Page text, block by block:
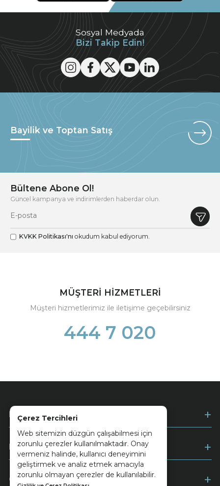
Çerez Tercihleri
Web sitemizin düzgün çalışabilmesi için
zorunlu çerezler kullanılmaktadır. Onay
vermeniz halinde, kullanıcı deneyimini
geliştirmek ve analiz etmek amacıyla
zorunlu olmayan çerezler de kullanılabilir.
Sosyal Medyada
Bizi Takip Edin!
Bayilik ve Toptan Satış
Bültene Abone Ol!
Güncel kampanya ve indirimlerden haberdar olun.
KVKK Politikası'nı okudum kabul ediyorum.
MÜŞTERİ HİZMETLERİ
Müşteri hizmetlerimiz ile iletişime geçebilirsiniz
444 7 020
Kurumsal
Müşteri Hizmetleri
Ödeme